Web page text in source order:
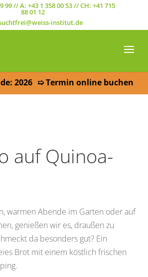
99// A: +43 1 358 00 53// CH: +41 715
88 01 12
institut.de
2026 ➯ Termin online buchen
auf Quinoa-
warmen Abende im Garten oder auf
genießen wir es, draußen zu
da besonders gut? Ein
Brot mit einem köstlich frischen